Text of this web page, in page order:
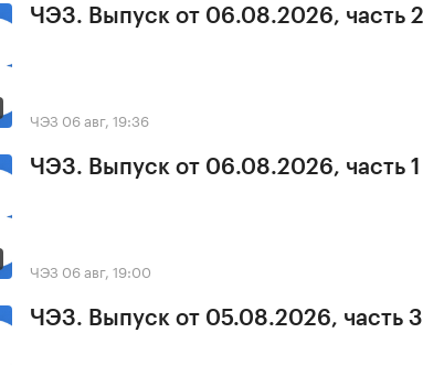
ЧЭЗ. Выпуск от 06.08.2026, часть 2
ЧЭЗ 06 авг, 19:36
ЧЭЗ. Выпуск от 06.08.2026, часть 1
ЧЭЗ 06 авг, 19:00
ЧЭЗ. Выпуск от 05.08.2026, часть 3